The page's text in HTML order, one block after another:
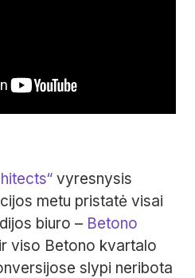
vyresnysis
metu pristatė visai
biuro – Betono
viso Betono kvartalo
slypi neribota